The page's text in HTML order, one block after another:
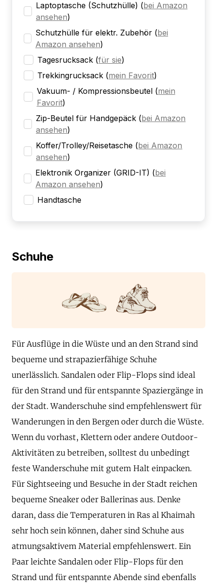
Laptoptasche (Schutzhülle) (bei Amazon
ansehen)
Schutzhülle für elektr. Zubehör (bei
Amazon ansehen)
Tagesrucksack (für sie)
Trekkingrucksack (mein Favorit)
Vakuum- / Kompressionsbeutel (mein
Favorit)
Zip-Beutel für Handgepäck (bei Amazon
ansehen)
Koffer/Trolley/Reisetasche (bei Amazon
ansehen)
Elektronik Organizer (GRID-IT) (bei
Amazon ansehen)
Handtasche
Schuhe
Für Ausflüge in die Wüste und an den Strand sind
bequeme und strapazierfähige Schuhe
unerlässlich. Sandalen oder Flip-Flops sind ideal
für den Strand und für entspannte Spaziergänge in
der Stadt. Wanderschuhe sind empfehlenswert für
Wanderungen in den Bergen oder durch die Wüste.
Wenn du vorhast, Klettern oder andere Outdoor-
Aktivitäten zu betreiben, solltest du unbedingt
feste Wanderschuhe mit gutem Halt einpacken.
Für Sightseeing und Besuche in der Stadt reichen
bequeme Sneaker oder Ballerinas aus. Denke
daran, dass die Temperaturen in Ras al Khaimah
sehr hoch sein können, daher sind Schuhe aus
atmungsaktivem Material empfehlenswert. Ein
Paar leichte Sandalen oder Flip-Flops für den
Strand und für entspannte Abende sind ebenfalls